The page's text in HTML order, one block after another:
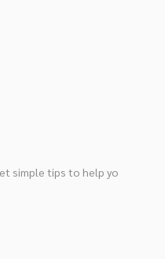
simple tips to help yo